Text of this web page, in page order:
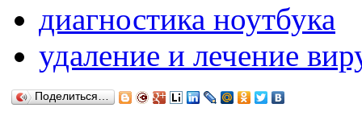
диагностика ноутбука
удаление и лечение
Поделиться…